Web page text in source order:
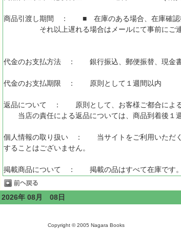
商品引渡し期間 ： ■ 在庫のある場合、在庫確認後
それ以上遅れる場合はメールにて事前にご連
代金のお支払方法 ： 銀行振込、郵便振替、現金書
代金のお支払期限 ： 原則として１週間以内
返品について ： 原則として、お客様ご都合による
当店の責任による返品については、商品到着後１週
個人情報の取り扱い ： 当サイトをご利用いただく
することはございません。
掲載商品について ： 掲載の品はすべて在庫です。
2026年 08月 08日
Copyright © 2005 Nagara Books